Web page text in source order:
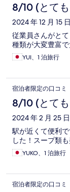
8/10 (とて
2024 年 12 月 15 日
従業員さんがと
種類が大変豊富で
YUI、1 泊旅行
宿泊者限定の口コミ
8/10 (とて
2024 年 2 月 25 日
駅が近くて便利
した！スープ類
YUKO、1 泊旅行
宿泊者限定の口コミ